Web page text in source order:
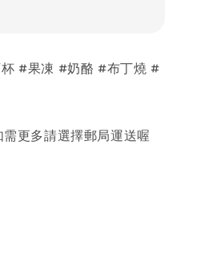
#果凍 #奶酪 #布丁燒 #
更多請選擇郵局運送喔